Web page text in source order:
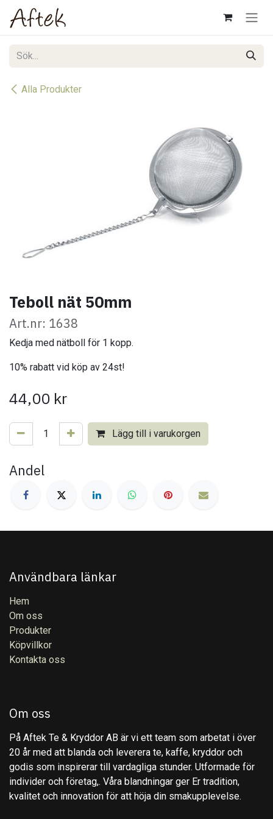
Hoppa till innehåll
Alla Produkter
Teboll nät 50mm
Art.nr: 1638
Kedja med nätboll för 1 kopp.
10% rabatt vid köp av 24st!
44,00 kr
Lägg till i varukorgen
Andel
Användbara länkar
Hem
Om oss
Produkter
Köpvillkor
Kontakta oss
Om oss
På Aftek Te & Kryddor AB är vi ett team som arbetat i över
20 år med att blanda och leverera te, kaffe, kryddor och
godis som inspirerar till vardagliga stunder. Utformade för
individer och företag,. Våra blandningar ger Er tradition,
kvalitet och innovation för att höja din smakupplevelse.